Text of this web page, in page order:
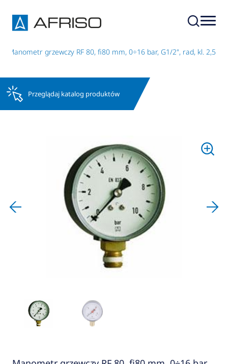
Manometr grzewczy RF 80, fi80 mm, 0÷16 bar, G1/2", rad, kl. 2,5
Przeglądaj katalog produktów